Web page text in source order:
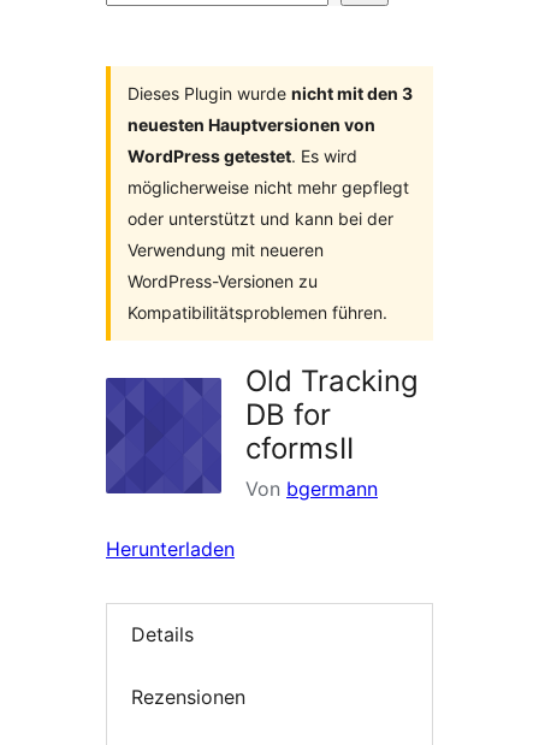
Dieses Plugin wurde nicht mit den 3
neuesten Hauptversionen von
WordPress getestet. Es wird
möglicherweise nicht mehr gepflegt
oder unterstützt und kann bei der
Verwendung mit neueren
WordPress-Versionen zu
Kompatibilitätsproblemen führen.
Old Tracking
DB for
cformsII
Von bgermann
Herunterladen
Details
Rezensionen